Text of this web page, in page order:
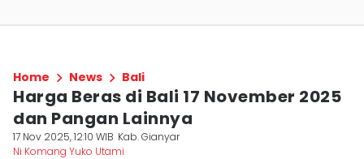
Home News Bali
Harga Beras di Bali 17 November 2025
dan Pangan Lainnya
17 Nov 2025, 12:10 WIB Kab. Gianyar
Ni Komang Yuko Utami